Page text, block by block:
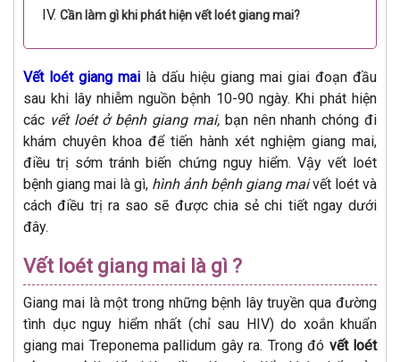
Cần làm gì khi phát hiện vết loét giang mai?
Vết loét giang mai là dấu hiệu giang mai giai đoạn đầu
sau khi lây nhiễm nguồn bệnh 10-90 ngày. Khi phát hiện
các vết loét ở bệnh giang mai, bạn nên nhanh chóng đi
khám chuyên khoa để tiến hành xét nghiệm giang mai,
điều trị sớm tránh biến chứng nguy hiểm. Vậy vết loét
bệnh giang mai là gì, hình ảnh bệnh giang maivết loét và
cách điều trị ra sao sẽ được chia sẻ chi tiết ngay dưới
đây.
Vết loét giang mai là gì ?
Giang mai là một trong những bệnh lây truyền qua đường
tình dục nguy hiểm nhất (chỉ sau HIV) do xoắn khuẩn
giang mai Treponema pallidum gây ra. Trong đó vết loét